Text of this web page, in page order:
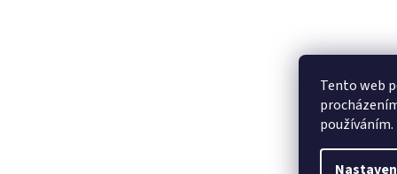
Tento web
používáním.